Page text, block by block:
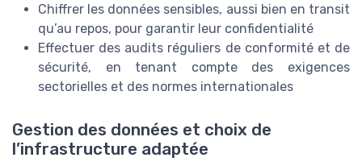
Chiffrer les données sensibles, aussi bien en transit
qu’au repos, pour garantir leur confidentialité
Effectuer des audits réguliers de conformité et de
sécurité, en tenant compte des exigences
sectorielles et des normes internationales
Gestion des données et choix de
l’infrastructure adaptée